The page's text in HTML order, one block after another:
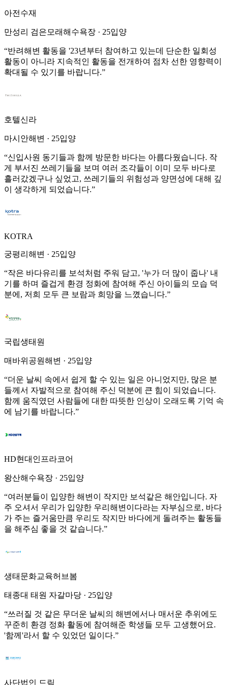
아전수재
만성리 검은모래해수욕장 · 25입양
“반려해변 활동을 '23년부터 참여하고 있는데 단순한 일회성
활동이 아니라 지속적인 활동을 전개하여 점차 선한 영향력이
확대될 수 있기를 바랍니다.”
호텔신라
마시안해변 · 25입양
“신입사원 동기들과 함께 방문한 바다는 아름다웠습니다. 작
게 부서진 쓰레기들을 보며 여러 조각들이 이미 모두 바다로
흘러갔겠구나 싶었고, 쓰레기들의 위험성과 양면성에 대해 깊
이 생각하게 되었습니다.”
KOTRA
궁평리해변 · 25입양
“작은 바다유리를 보석처럼 주워 담고, '누가 더 많이 줍나' 내
기를 하며 즐겁게 환경 정화에 참여해 주신 아이들의 모습 덕
분에, 저희 모두 큰 보람과 희망을 느꼈습니다.”
국립생태원
매바위공원해변 · 25입양
“더운 날씨 속에서 쉽게 할 수 있는 일은 아니었지만, 많은 분
들께서 자발적으로 참여해 주신 덕분에 큰 힘이 되었습니다.
함께 움직였던 사람들에 대한 따뜻한 인상이 오래도록 기억 속
에 남기를 바랍니다.”
HD현대인프라코어
왕산해수욕장 · 25입양
“여러분들이 입양한 해변이 작지만 보석같은 해안입니다. 자
주 오셔서 우리가 입양한 우리해변이다라는 자부심으로, 바다
가 주는 즐거움만큼 우리도 작지만 바다에게 돌려주는 활동들
을 해주심 좋을 것 같습니다.”
생태문화교육허브봄
태종대 태원 자갈마당 · 25입양
“쓰러질 것 같은 무더운 날씨의 해변에서나 매서운 추위에도
꾸준히 환경 정화 활동에 참여해준 학생들 모두 고생했어요.
'함께'라서 할 수 있었던 일이다.”
사단법인 드림